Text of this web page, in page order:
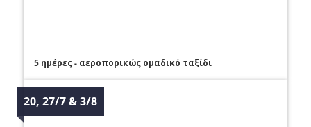
5 ημέρες - αεροπορικώς ομαδικό ταξίδι
20, 27/7 & 3/8